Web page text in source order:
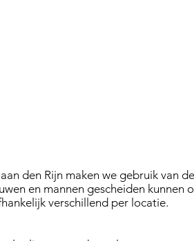
den Rijn maken we gebruik van
en mannen gescheiden kunnen
verschillend per locatie.